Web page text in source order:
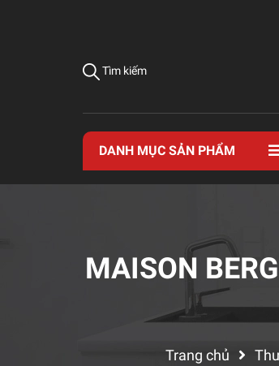
Tìm kiếm
DANH MỤC SẢN PHẨM
MAISON
Trang chủ